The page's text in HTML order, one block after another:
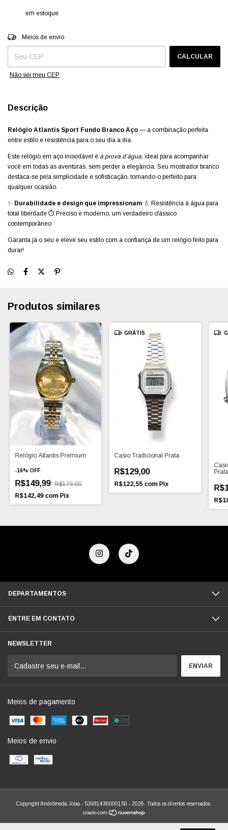
em estoque
Entregas para o CEP:
Meios de envio
CALCULAR
Não sei meu CEP
Descrição
Relógio Atlantis Sport Fundo Branco Aço — a combinação perfeita
entre estilo e resistência para o seu dia a dia.
Este relógio em aço inoxidável é à prova d’água, ideal para acompanhar
você em todas as aventuras, sem perder a elegância. Seu mostrador branco
destaca-se pela simplicidade e sofisticação, tornando-o perfeito para
qualquer ocasião.
✨ Durabilidade e design que impressionam 💧 Resistência à água para
total liberdade ⏱️ Preciso e moderno, um verdadeiro clássico
contemporâneo
Garanta já o seu e eleve seu estilo com a confiança de um relógio feito para
durar!
Produtos similares
Relógio Atlantis Premium
-16% OFF
R$149,99 R$179,00
R$142,49 com Pix
GRÁTIS
Casio Tradicional Prata
R$129,00
R$122,55 com Pix
DEPARTAMENTOS
ENTRE EM CONTATO
NEWSLETTER
Meios de pagamento
Meios de envio
Copyright Andrômeda Joias - 53681436000150 - 2026. Todos os direitos reservados.